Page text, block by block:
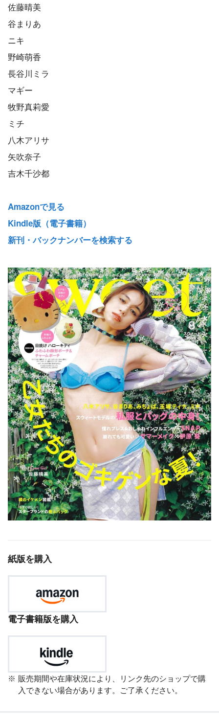
佐藤晴美
谷まりあ
ニキ
野崎萌香
長谷川ミラ
マギー
牧野真莉愛
ミチ
八木アリサ
矢吹奈子
吉木千沙都
Amazonで見る
Kindle版（電子書籍）
新刊・バックナンバーを検索する
紙版を購入
電子書籍版を購入
販売期間や在庫状況により、リンク先のショップで購
入できない場合があります。ご了承ください。